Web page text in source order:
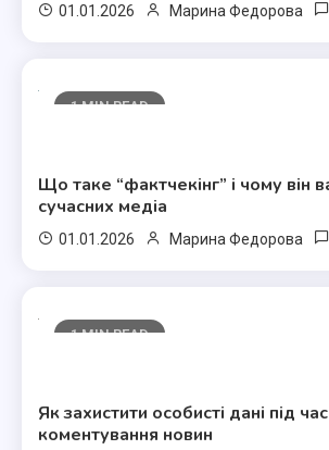
01.01.2026 Марина Федорова
1 MIN READ
Що таке “фактчекінг” і чому він
сучасних медіа
01.01.2026 Марина Федорова
1 MIN READ
Як захистити особисті дані під
коментування новин